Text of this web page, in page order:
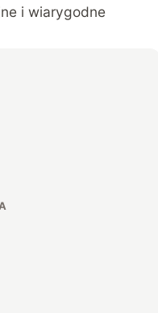
i wiarygodne